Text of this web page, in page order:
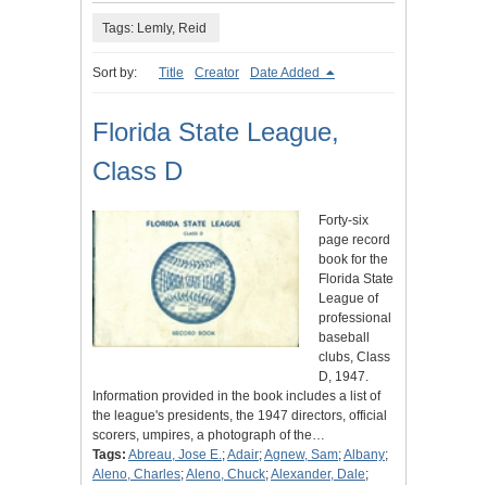
Tags: Lemly, Reid
Sort by: Title Creator Date Added
Florida State League,
Class D
Forty-six
page record
book for the
Florida State
League of
professional
baseball
clubs, Class
D, 1947.
Information provided in the book includes a list of
the league's presidents, the 1947 directors, official
scorers, umpires, a photograph of the…
Tags: Abreau, Jose E.;Adair;Agnew, Sam;Albany;
Aleno, Charles;Aleno, Chuck;Alexander, Dale;